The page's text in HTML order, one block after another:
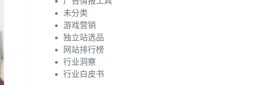
未分类
游戏营销
独立站选品
网站排行榜
行业洞察
行业白皮书